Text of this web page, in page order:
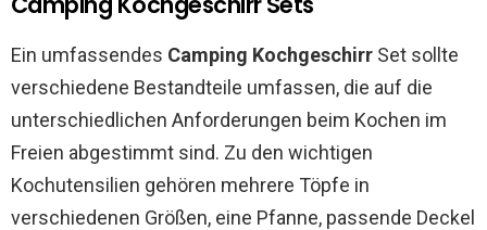
Ein umfassendes Camping Kochgeschirr Set sollte
verschiedene Bestandteile umfassen, die auf die
unterschiedlichen Anforderungen beim Kochen im
Freien abgestimmt sind. Zu den wichtigen
Kochutensilien gehören mehrere Töpfe in
verschiedenen Größen, eine Pfanne, passende Deckel